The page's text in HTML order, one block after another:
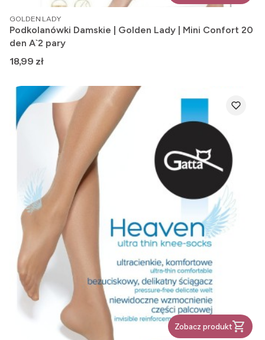
PRODUCENT
GOLDEN LADY
Podkolanówki Damskie | Golden Lady | Mini Confort 20
den A`2 pary
Cena
18,99 zł
Zobacz produkt